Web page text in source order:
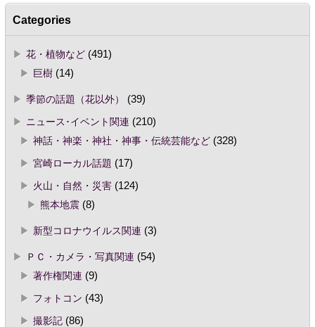
Categories
花・植物など(491)
巨樹(14)
季節の話題（花以外）
(39)
ニュース･イベント関連 (210)
神話・神楽・神社・神事・伝統芸能など(328)
宮崎ローカル話題 (17)
火山・自然・災害(124)
熊本地震(8)
新型コロナウイルス関連 (3)
ＰＣ・カメラ・写真関連 (54)
著作権関連 (9)
フォトコン (43)
撮影記(86)